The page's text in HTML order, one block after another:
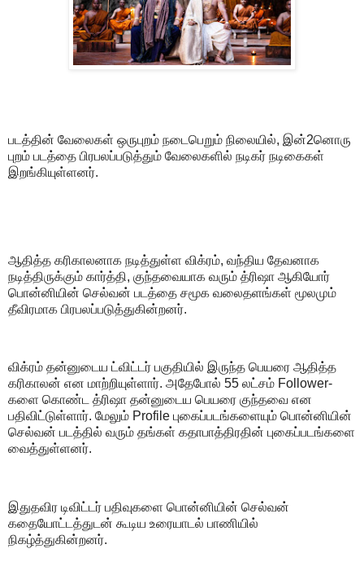
படத்தின் வேலைகள் ஒருபுறம் நடைபெறும் நிலையில், இன்2னொரு
புறம் படத்தை பிரபலப்படுத்தும் வேலைகளில் நடிகர் நடிகைகள்
இறங்கியுள்ளனர்.
ஆதித்த கரிகாலனாக நடித்துள்ள விக்ரம், வந்திய தேவனாக
நடித்திருக்கும் கார்த்தி, குந்தவையாக வரும் த்ரிஷா ஆகியோர்
பொன்னியின் செல்வன் படத்தை சமூக வலைதளங்கள் மூலமும்
தீவிரமாக பிரபலப்படுத்துகின்றனர்.
விக்ரம் தன்னுடைய ட்விட்டர் பகுதியில் இருந்த பெயரை ஆதித்த
கரிகாலன் என மாற்றியுள்ளார். அதேபோல் 55 லட்சம் Follower-
களை கொண்ட த்ரிஷா தன்னுடைய பெயரை குந்தவை என
பதிவிட்டுள்ளார். மேலும் Profile புகைப்படங்களையும் பொன்னியின்
செல்வன் படத்தில் வரும் தங்கள் கதாபாத்திரதின் புகைப்படங்களை
வைத்துள்ளனர்.
இதுதவிர டிவிட்டர் பதிவுகளை பொன்னியின் செல்வன்
கதையோட்டத்துடன் கூடிய உரையாடல் பாணியில்
நிகழ்த்துகின்றனர்.